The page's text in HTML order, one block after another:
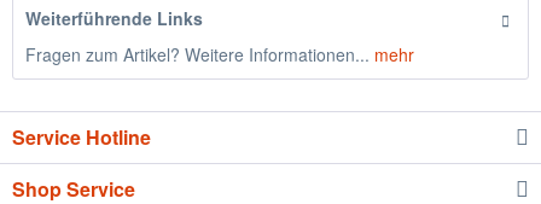
Weiterführende Links
Fragen zum Artikel? Weitere Informationen... mehr
Service Hotline
Shop Service